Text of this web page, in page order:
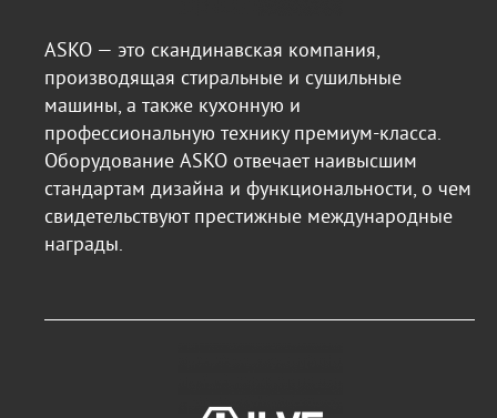
ASKO — это скандинавская компания,
производящая стиральные и сушильные
машины, а также кухонную и
профессиональную технику премиум-класса.
Оборудование ASKO отвечает наивысшим
стандартам дизайна и функциональности, о чем
свидетельствуют престижные международные
награды.